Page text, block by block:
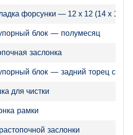
форсунки — 12 x 12 (14 x 14)
блок — полумесяц
заслонка
блок — задний торец
для чистки
рамки
заслонки